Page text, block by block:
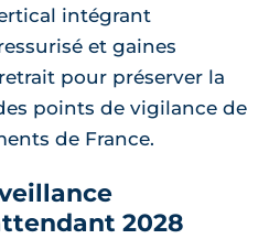
intégrant
et gaines
pour préserver la
points de vigilance de
de France.
2028